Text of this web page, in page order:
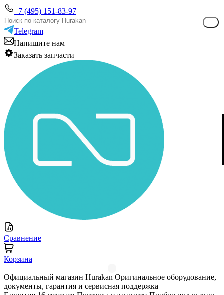
+7 (495) 151-83-97
Telegram
Напишите нам
Заказать запчасти
Сравнение
Корзина
Официальный магазин Hurakan Оригинальное оборудование,
документы, гарантия и сервисная поддержка